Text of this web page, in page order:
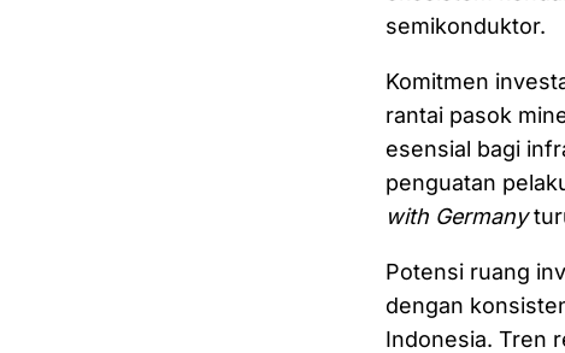
semikonduktor.
Komitmen
rantai pasok
esensial bagi
penguatan
with Germany
Potensi ruang
dengan
Indonesia. Tren